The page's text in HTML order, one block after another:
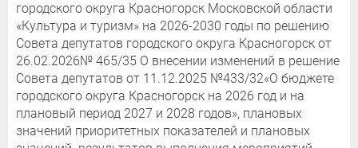
городского округа Красногорск Московской области
«Культура и туризм» на 2026-2030 годы по решению
Совета депутатов городского округа Красногорск от
26.02.2026№ 465/35 О внесении изменений в решение
Совета депутатов от 11.12.2025 №433/32«О бюджете
городского округа Красногорск на 2026 год и на
плановый период 2027 и 2028 годов», плановых
значений приоритетных показателей и плановых